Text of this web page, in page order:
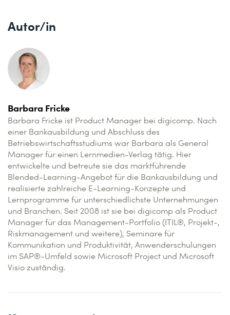
Autor/in
Barbara Fricke
Barbara Fricke ist Product Manager bei digicomp. Nach
einer Bankausbildung und Abschluss des
Betriebswirtschaftsstudiums war Barbara als General
Manager für einen Lernmedien-Verlag tätig. Hier
entwickelte und betreute sie das marktführende
Blended-Learning-Angebot für die Bankausbildung und
realisierte zahlreiche E-Learning-Konzepte und
Lernprogramme für unterschiedlichste Unternehmungen
und Branchen. Seit 2008 ist sie bei digicomp als Product
Manager für das Management-Portfolio (ITIL®, Projekt-,
Riskmanagement und weitere), Seminare für
Kommunikation und Produktivität, Anwenderschulungen
im SAP®-Umfeld sowie Microsoft Project und Microsoft
Visio zuständig.